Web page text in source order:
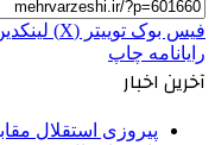
فیس بوک توییتر (X)
رایانامه چاپ
آخرین اخبار
پیروزی استقلال